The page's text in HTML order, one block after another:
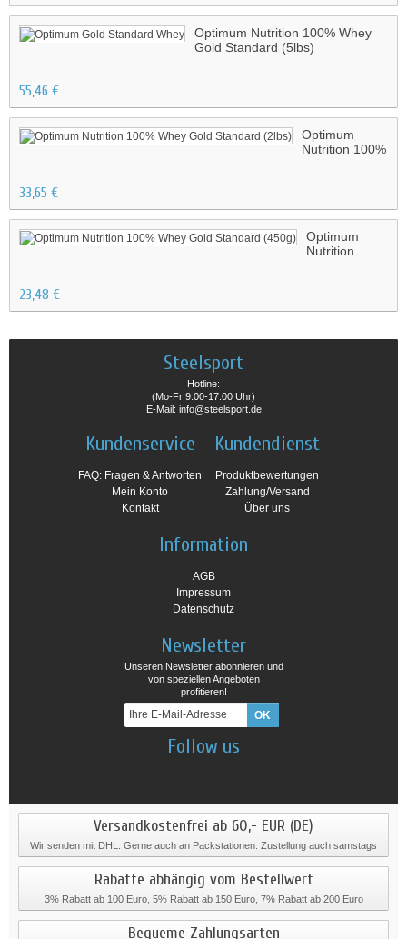
Optimum Nutrition 100% Whey
Gold Standard (5lbs)
55,46 €
Optimum
Nutrition 100%
33,65 €
Optimum
Nutrition
(450g)
23,48 €
Steelsport
Hotline:
(Mo-Fr 9:00-17:00 Uhr)
E-Mail: info@steelsport.de
Kundenservice
FAQ: Fragen & Antworten
Mein Konto
Kontakt
Kundendienst
Produktbewertungen
Zahlung/Versand
Über uns
Information
AGB
Impressum
Datenschutz
Newsletter
Unseren Newsletter abonnieren und
von speziellen Angeboten
profitieren!
Follow us
Versandkostenfrei ab 60,- EUR (DE)
Wir senden mit DHL. Gerne auch an Packstationen. Zustellung auch samstags
Rabatte abhängig vom Bestellwert
3% Rabatt ab 100 Euro, 5% Rabatt ab 150 Euro, 7% Rabatt ab 200 Euro
Bequeme Zahlungsarten